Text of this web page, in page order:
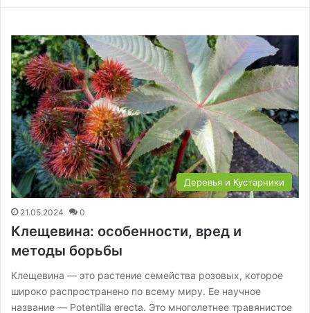
Деревья и Кустарники
21.05.2024 0
Клещевина: особенности, вред и
методы борьбы
Клещевина — это растение семейства розовых, которое
широко распространено по всему миру. Ее научное
название — Potentilla erecta. Это многолетнее травянистое